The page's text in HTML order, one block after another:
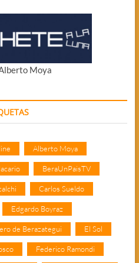
Moya
Alberto Moya
BeraUnPaisTV
Carlos Sueldo
Edgardo Boyraz
de Berazategui El Sol
Federico Ramondi